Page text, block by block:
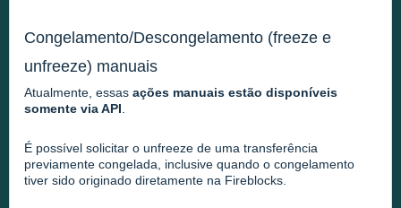
Congelamento/Descongelamento (freeze e
unfreeze) manuais
Atualmente, essas ações manuais estão disponíveis
somente via API
É possível solicitar o unfreeze de uma transferência
previamente congelada, inclusive quando o congelamento
tiver sido originado diretamente na Fireblocks.